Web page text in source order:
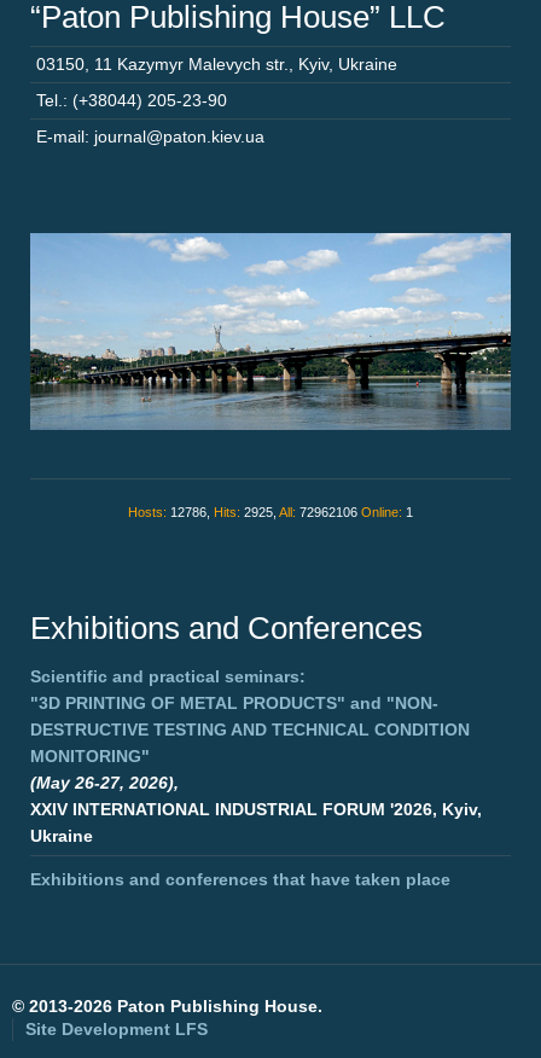
“Paton Publishing House” LLC
03150 11 Kazymyr Malevych str. Kyiv, Ukraine
Tel.: (+38044) 205-23-90
E-mail: journal@paton.kiev.ua
Hosts: 12786, Hits: 2925, All: 72962106 Online: 1
Exhibitions and Conferences
Scientific and practical seminars:
"3D PRINTING OF METAL PRODUCTS" and "NON-
DESTRUCTIVE TESTING AND TECHNICAL CONDITION
MONITORING"
(May 26-27, 2026),
XXIV INTERNATIONAL INDUSTRIAL FORUM '2026, Kyiv,
Ukraine
Exhibitions and conferences that have taken place
© 2013-2026 Paton Publishing House.
Site Development LFS